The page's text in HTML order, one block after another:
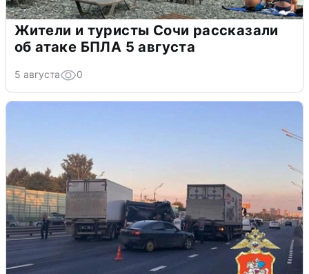
Жители и туристы Сочи рассказали
об атаке БПЛА 5 августа
5 августа 0